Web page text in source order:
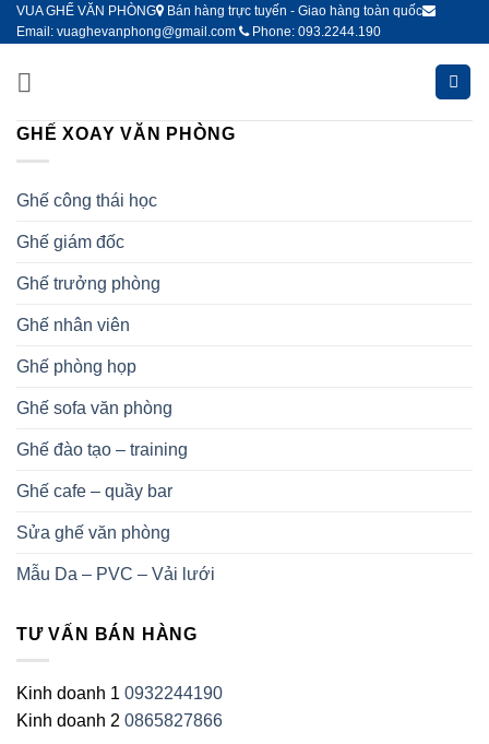
Bỏ
qua
dung
VUA GHẾ VĂN PHÒNG
Bán hàng trực tuyến - Giao hàng toàn quốc
Email: vuaghevanphong@gmail.com
Phone: 093.2244.190
GHẾ XOAY VĂN PHÒNG
Ghế công thái học
Ghế giám đốc
Ghế trưởng phòng
Ghế nhân viên
Ghế phòng họp
Ghế sofa văn phòng
Ghế đào tạo – training
Ghế cafe – quầy bar
Sửa ghế văn phòng
Mẫu Da – PVC – Vải lưới
TƯ VẤN BÁN HÀNG
Kinh doanh 1 0932244190
Kinh doanh 2 0865827866